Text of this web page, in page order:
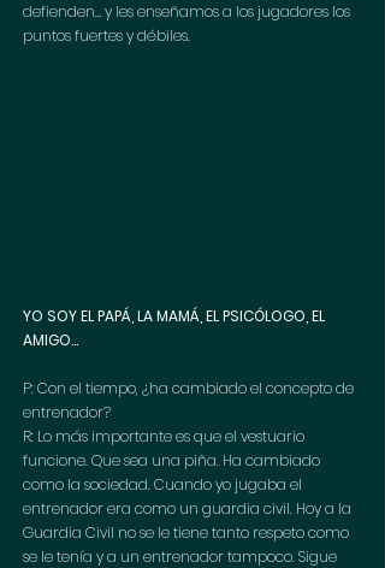
defienden… y les enseñamos a los jugadores los
puntos fuertes y débiles.
YO SOY EL PAPÁ, LA MAMÁ, EL PSICÓLOGO, EL
AMIGO…
P: Con el tiempo, ¿ha cambiado el concepto de
entrenador?
R: Lo más importante es que el vestuario
funcione. Que sea una piña. Ha cambiado
como la sociedad. Cuando yo jugaba el
entrenador era como un guardia civil. Hoy a la
Guardia Civil no se le tiene tanto respeto como
se le tenía y a un entrenador tampoco. Sigue